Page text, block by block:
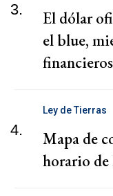
3.
El dólar
el blue,
financieros
4.
Ley de Tierras
Mapa de
horario de